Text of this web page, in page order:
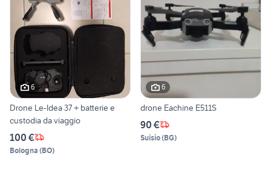
6
Drone Le-Idea 37 + batterie e
custodia da viaggio
100 €
Bologna (BO)
6
drone Eachine E511S
90 €
Suisio(BG)